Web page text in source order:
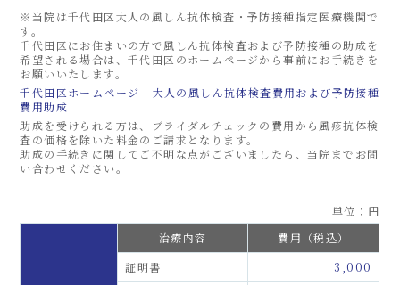
※当院は千代田区大人の風しん抗体検査・予防接種指定医療機関で
す。
千代田区にお住まいの方で風しん抗体検査および予防接種の助成を
希望される場合は、千代田区のホームページから事前にお手続きを
お願いいたします。
千代田区ホームページ - 大人の風しん抗体検査費用および予防接種
費用助成
助成を受けられる方は、ブライダルチェックの費用から風疹抗体検
査の価格を除いた料金のご請求となります。
助成の手続きに関してご不明な点がございましたら、当院までお問
い合わせください。
単位：円
治療内容
費用（税込）
証明書
3,000